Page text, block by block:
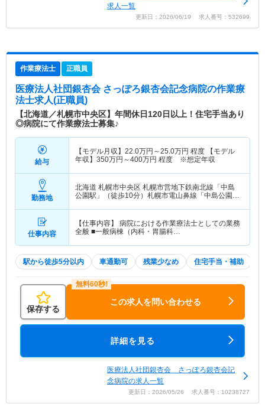
求人一覧
更新日：2026/06/19 求人番号：532699
作業療法士 正職員
医療法人社団銀杏会 さっぽろ銀杏会記念病院の作業療
法士求人(正職員)
【北海道／札幌市中央区】年間休日120日以上！住宅手当あり
◎病院にて作業療法士募集♪
給与
【モデル月収】 22.0万円～25.0万円 程度 【モデル
年収】 350万円～400万円 程度 ※想定年収
勤務地
北海道 札幌市中央区 札幌市営地下鉄南北線「中島
公園駅」（徒歩10分）札幌市電山鼻線「中島公園通
仕事内容
【仕事内容】 病院における作業療法士としての業務
全般 ■一般病棟（内科・胃腸科…
駅から徒歩5分以内 車通勤可 残業少なめ 住宅手当・補助
保存する
この求人を問い合わせる
詳細を見る
医療法人社団銀杏会 さっぽろ銀杏会記
念病院の求人一覧
更新日：2026/05/26 求人番号：10238727